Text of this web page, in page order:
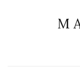
M